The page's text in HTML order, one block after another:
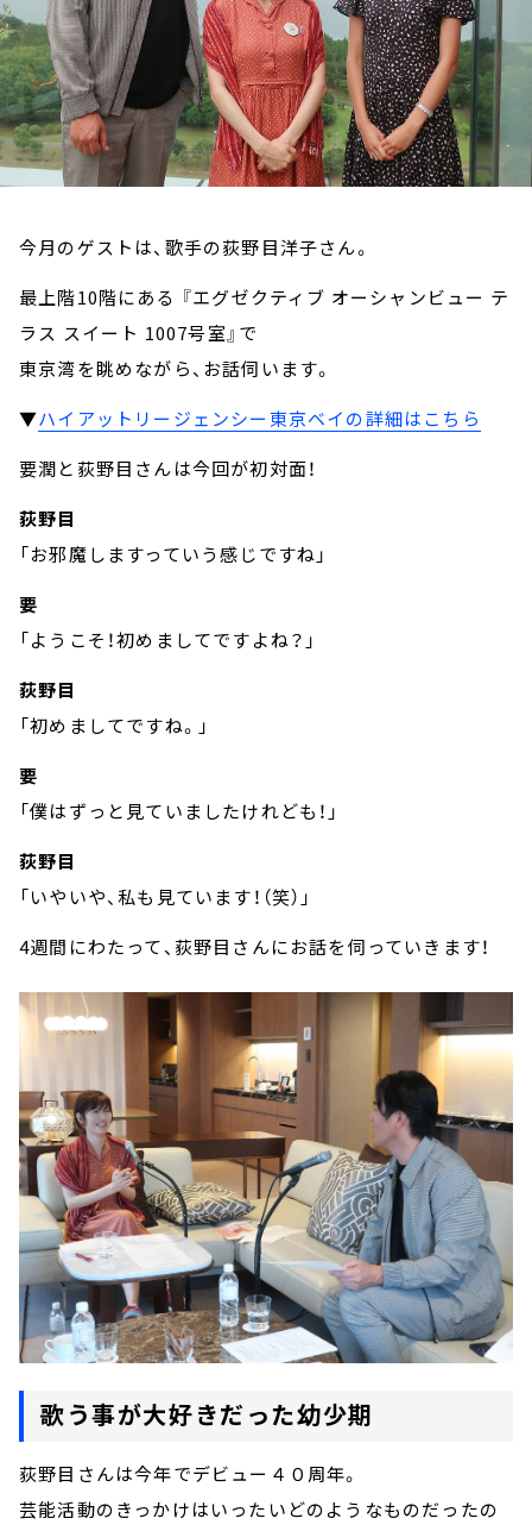
今月のゲストは、歌手の荻野目洋子さん。
最上階10階にある 『エグゼクティブ オーシャンビュー テ
ラス スイート 1007号室』で
東京湾を眺めながら、お話伺います。
▼ハイアットリージェンシー東京ベイの詳細はこちら
要潤と荻野目さんは今回が初対面！
荻野目
「お邪魔しますっていう感じですね」
要
「ようこそ！初めましてですよね？」
荻野目
「初めましてですね。」
要
「僕はずっと見ていましたけれども！」
荻野目
「いやいや、私も見ています！（笑）」
4週間にわたって、荻野目さんにお話を伺っていきます！
歌う事が大好きだった幼少期
荻野目さんは今年でデビュー４０周年。
芸能活動のきっかけはいったいどのようなものだったの